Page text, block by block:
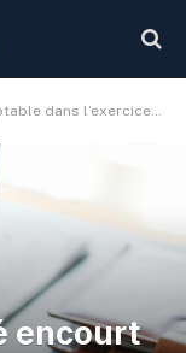
de ses fonctions ?
encourt